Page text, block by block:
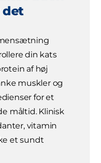
det
din kats
af høj
muskler og
for et
måltid. Klinisk
vitamin
et sundt